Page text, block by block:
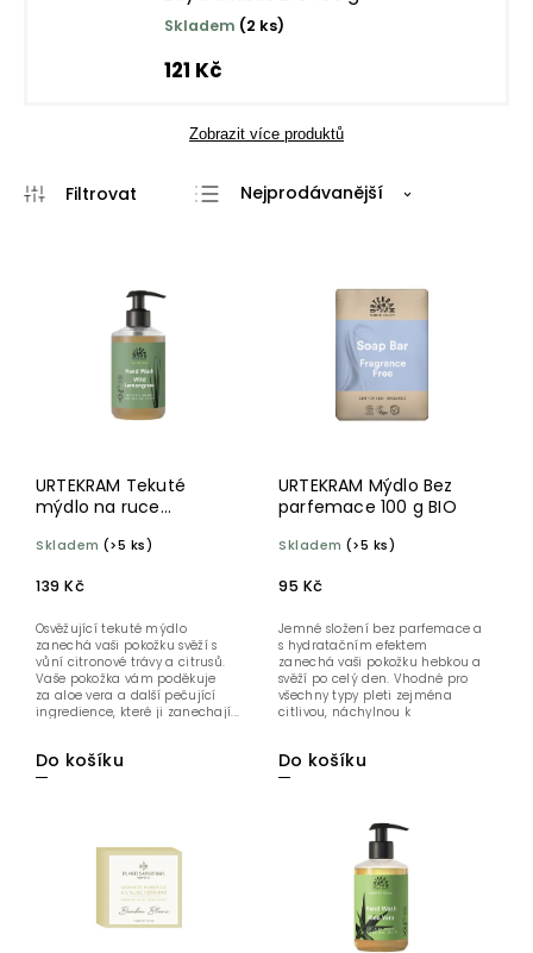
Skladem (2 ks)
121 Kč
Zobrazit více produktů
Nejprodávanější
URTEKRAM Tekuté
mýdlo na ruce
BIO
Skladem (>5 ks)
139 Kč
Do košíku
Osvěžující tekuté mýdlo
zanechá vaši pokožku svěží s
vůní citronové trávy a citrusů.
Vaše pokožka vám poděkuje
za aloe vera a další pečující
ingredience, které ji zanechají...
URTEKRAM Mýdlo Bez
parfemace 100 g BIO
Skladem (>5 ks)
95 Kč
Do košíku
Jemné složení bez parfemace a
s hydratačním efektem
zanechá vaši pokožku hebkou a
svěží po celý den. Vhodné pro
všechny typy pleti zejména
citlivou, náchylnou k